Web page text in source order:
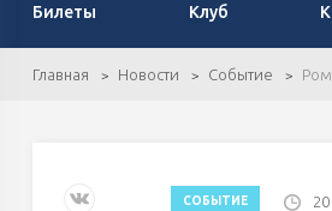
Билеты Клуб
Главная Новости Событие
СОБЫТИЕ